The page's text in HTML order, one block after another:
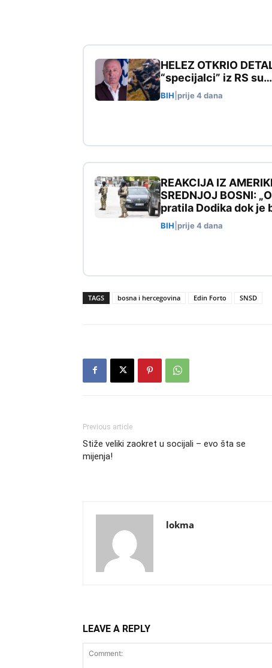
HELEZ OTKRIO
“specijalci” iz RS su…
BIH prije 4 dana
REAKCIJA IZ
SREDNJOJ BOSNI:
pratila Dodika dok je
BIH prije 4 dana
TAGS bosna i hercegovina Edin Forto SNSD
Previous article
Stiže veliki zaokret u socijali – evo šta se
mijenja!
lokma
LEAVE A REPLY